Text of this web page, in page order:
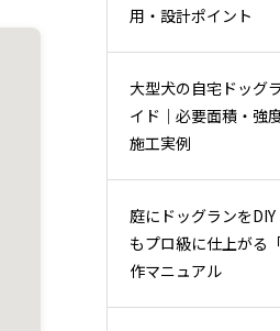
用・設計ポイント
大型犬の自宅ドッグ
イド｜必要面積・強
施工実例
庭にドッグランを
もプロ級に仕上がる
作マニュアル